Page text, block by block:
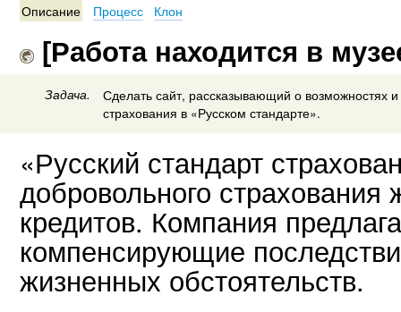
Описание
Процесс Клон
[Работа находится в
Задача.
Сделать сайт, рассказывающий о возможностях
страхования в «Русском стандарте».
«Русский стандарт
добровольного
кредитов. Компания
компенсирующие
жизненных обстоятельств.